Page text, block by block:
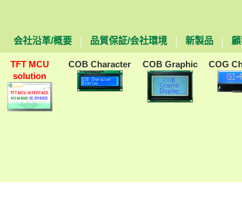
会社沿革/概要 品質保証/会社環境 新製品
TFT MCU
solution
COB Character COB Graphic COG